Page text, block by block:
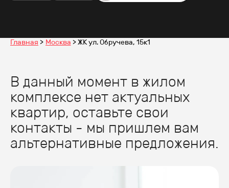
Главная Москва ЖК ул. Обручева, 15к1
В данный момент в жилом
комплексе нет актуальных
квартир, оставьте свои
контакты - мы пришлем вам
альтернативные предложения.